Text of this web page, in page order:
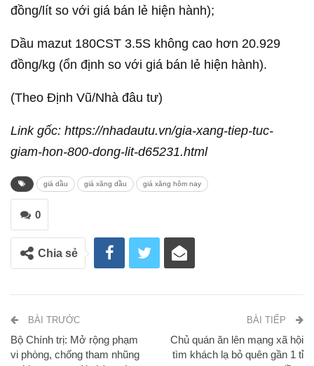
đồng/lít so với giá bán lẻ hiện hành);
Dầu mazut 180CST 3.5S không cao hơn 20.929
đồng/kg (ổn định so với giá bán lẻ hiện hành).
(Theo Định Vũ/Nhà đâu tư)
Link gốc: https://nhadautu.vn/gia-xang-tiep-tuc-
giam-hon-800-dong-lit-d65231.html
giá dầu giá xăng dầu giá xăng hôm nay
0
Chia sẻ
BÀI TRƯỚC
Bộ Chính trị: Mở rộng phạm
vi phòng, chống tham nhũng
BÀI TIẾP
Chủ quán ăn lên mạng xã hội
tìm khách lạ bỏ quên gần 1 tỉ